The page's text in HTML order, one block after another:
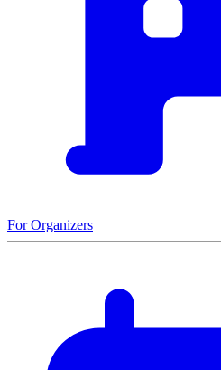
For Organizers